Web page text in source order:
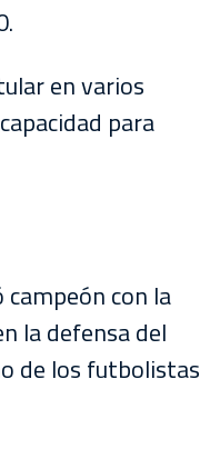
en varios
para
campeón con la
la defensa del
de los futbolistas